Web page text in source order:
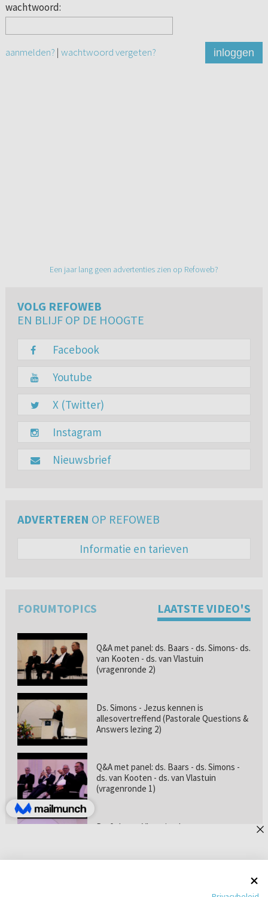
wachtwoord:
aanmelden? | wachtwoord vergeten? inloggen
Een jaar lang geen advertenties zien op Refoweb?
VOLG REFOWEB
EN BLIJF OP DE HOOGTE
Facebook
Youtube
X (Twitter)
Instagram
Nieuwsbrief
ADVERTEREN OP REFOWEB
Informatie en tarieven
FORUMTOPICS LAATSTE VIDEO'S
Q&A met panel: ds. Baars - ds. Simons- ds.
van Kooten - ds. van Vlastuin
(vragenronde 2)
Ds. Simons - Jezus kennen is
allesovertreffend (Pastorale Questions &
Answers lezing 2)
Q&A met panel: ds. Baars - ds. Simons -
ds. van Kooten - ds. van Vlastuin
(vragenronde 1)
Prof. dr. van Vlastuin - Is